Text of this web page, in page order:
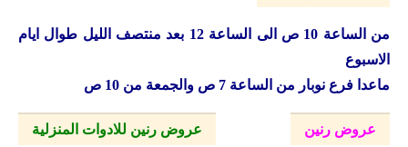
من الساعة 10 ص الى الساعة 12 بعد منتصف الليل طوال ايام
الاسبوع
ماعدا فرع نوبار من الساعة 7 ص والجمعة من 10 ص
عروض رنين عروض رنين للادوات المنزلية